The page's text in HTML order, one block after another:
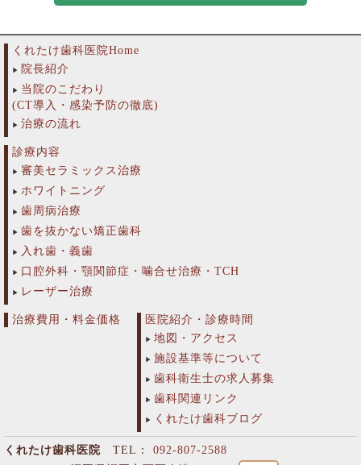
くれたけ歯科医院Home
院長紹介
当院のこだわり
(CT導入・感染予防の徹底)
治療の流れ
診療内容
審美セラミックス治療
ホワイトニング
歯周病治療
歯を抜かない矯正歯科
入れ歯・義歯
口腔外科・顎関節症・噛合せ治療・TCH
レーザー治療
治療費用・料金価格
医院紹介・診療時間
地図・アクセス
施設基準等について
歯科衛生士の求人募集
歯科関連リンク
くれたけ歯科ブログ
くれたけ歯科医院 TEL：
092-807-2588